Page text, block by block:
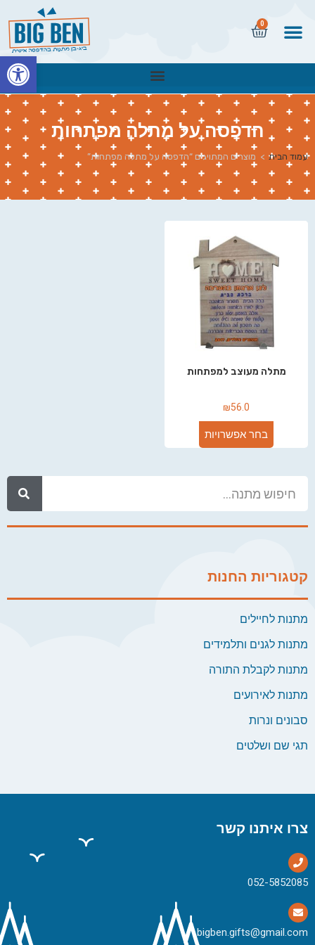
0
הדפסה על מתלה מפתחות
עמוד הבית > מוצרים המתויגים “הדפסה על מתלה מפתחות”
קטגוריות החנות
מתנות לחיילים
מתנות לגנים ותלמידים
מתנות לקבלת התורה
מתנות לאירועים
סבונים ונרות
תגי שם ושלטים
מתלה מעוצב למפתחות
₪56.0
בחר אפשרויות
צרו איתנו קשר
bigben.gifts@gmail.com